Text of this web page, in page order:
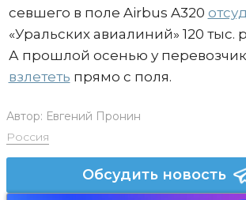
севшего в поле Airbus A320
«Уральских авиалиний» 120 тыс.
А прошлой осенью у
взлететь прямо с поля.
Автор: Евгений Пронин
Россия
Обсудить новость